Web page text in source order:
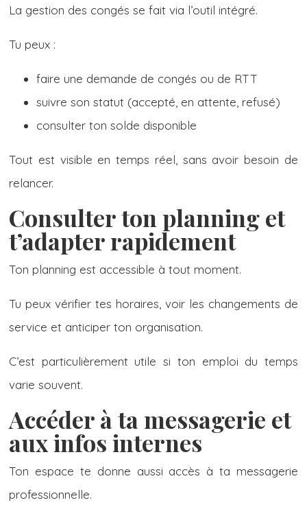
La gestion des congés se fait via l’outil intégré.
Tu peux :
faire une demande de congés ou de RTT
suivre son statut (accepté, en attente, refusé)
consulter ton solde disponible
Tout est visible en temps réel, sans avoir besoin de
relancer.
Consulter ton planning et
t’adapter rapidement
Ton planning est accessible à tout moment.
Tu peux vérifier tes horaires, voir les changements de
service et anticiper ton organisation.
C’est particulièrement utile si ton emploi du temps
varie souvent.
Accéder à ta messagerie et
aux infos internes
Ton espace te donne aussi accès à ta messagerie
professionnelle.